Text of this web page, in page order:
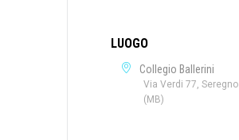
LUOGO
Collegio Ballerini
Via Verdi 77, Seregno
(MB)